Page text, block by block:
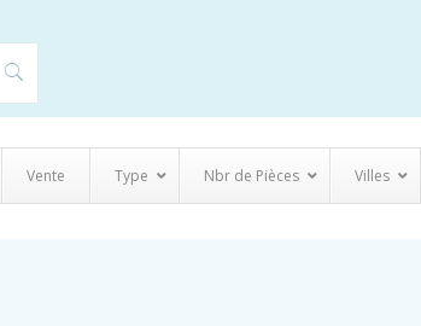
Vente Type Nbr de Pièces Villes